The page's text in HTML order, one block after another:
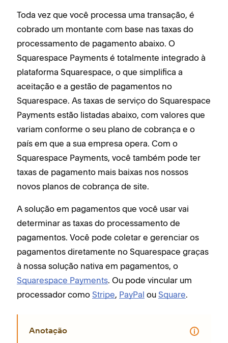
Toda vez que você processa uma transação, é
cobrado um montante com base nas taxas do
processamento de pagamento abaixo. O
Squarespace Payments é totalmente integrado à
plataforma Squarespace, o que simplifica a
aceitação e a gestão de pagamentos no
Squarespace. As taxas de serviço do Squarespace
Payments estão listadas abaixo, com valores que
variam conforme o seu plano de cobrança e o
país em que a sua empresa opera. Com o
Squarespace Payments, você também pode ter
taxas de pagamento mais baixas nos nossos
novos planos de cobrança de site.
A solução em pagamentos que você usar vai
determinar as taxas do processamento de
pagamentos. Você pode coletar e gerenciar os
pagamentos diretamente no Squarespace graças
à nossa solução nativa em pagamentos, o
Squarespace Payments. Ou pode vincular um
processador como Stripe, PayPal ou Square.
Anotação